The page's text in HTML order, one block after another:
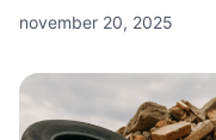
november 20, 2025